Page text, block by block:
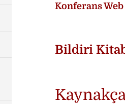
Konferans Web
Bildiri